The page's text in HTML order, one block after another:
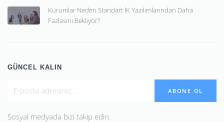
Kurumlar Neden Standart İK Yazılımlarından Daha
Fazlasını Bekliyor?
GÜNCEL KALIN
ABONE OL
Sosyal medyada bizi takip edin.